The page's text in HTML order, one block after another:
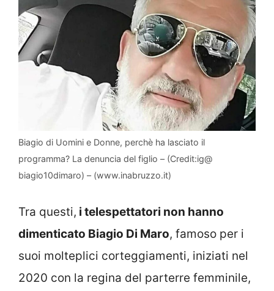
Biagio di Uomini e Donne, perchè ha lasciato il
programma? La denuncia del figlio – (Credit:ig@
biagio10dimaro) – (www.inabruzzo.it)
Tra questi, i telespettatori non hanno
dimenticato Biagio Di Maro, famoso per i
suoi molteplici corteggiamenti, iniziati nel
2020 con la regina del parterre femminile,